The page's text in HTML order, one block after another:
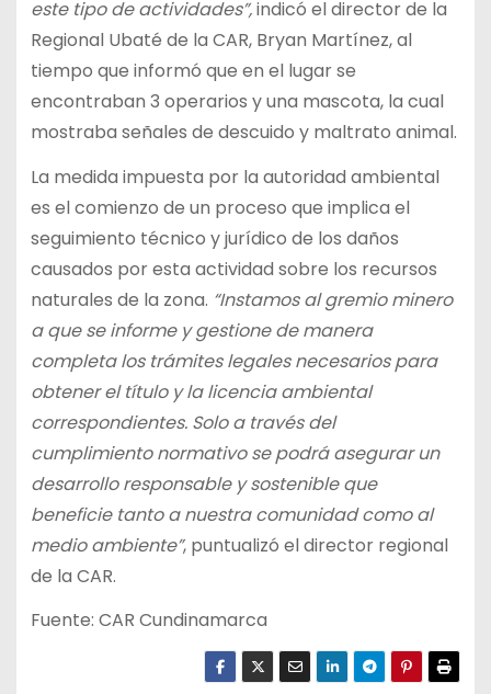
este tipo de actividades”,indicó el director de la
Regional Ubaté de la CAR, Bryan Martínez, al
tiempo que informó que en el lugar se
encontraban 3 operarios y una mascota, la cual
mostraba señales de descuido y maltrato animal.
La medida impuesta por la autoridad ambiental
es el comienzo de un proceso que implica el
seguimiento técnico y jurídico de los daños
causados por esta actividad sobre los recursos
naturales de la zona. “Instamos al gremio minero
a que se informe y gestione de manera
completa los trámites legales necesarios para
obtener el título y la licencia ambiental
correspondientes. Solo a través del
cumplimiento normativo se podrá asegurar un
desarrollo responsable y sostenible que
beneficie tanto a nuestra comunidad como al
medio ambiente”, puntualizó el director regional
de la CAR.
Fuente: CAR Cundinamarca